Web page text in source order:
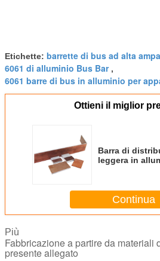
Etichette: barrette di bus ad alta
6061 di alluminio Bus Bar,
6061 barre di bus in alluminio per
Ottieni il miglior
Barra di
leggera in
Continua
Più
Fabbricazione a partire da materiali
presente allegato